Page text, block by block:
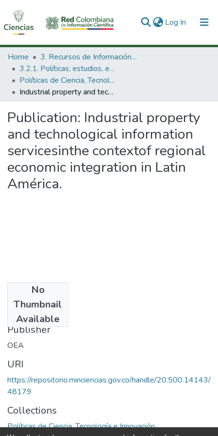
Log In (current)
Communities & Collections
All of DSpace
Statistics
Home
3. Recursos de Información Científica y Tecnológica
3.2.1. Políticas, estudios, evaluaciones e indicadores de CTeI
Políticas de Ciencia, Tecnología e Innovación
Industrial property and technological information servicesinthe contextof regional economic integration in Latin América.
Publication: Industrial property
and technological information
servicesinthe contextof regional
economic integration in Latin
América.
No
Thumbnail
Available
1971
Publisher
OEA
URI
https://repositorio.minciencias.gov.co/handle/20.500.14143/
48179
Collections
Políticas de Ciencia, Tecnología e Innovación